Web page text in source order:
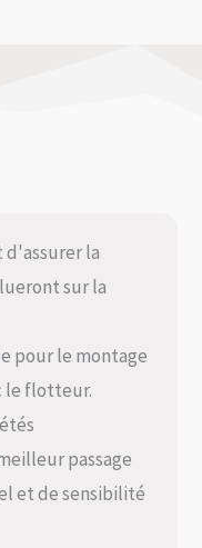
d'assurer la
sur la
pour le montage
le flotteur.
passage
et de sensibilité